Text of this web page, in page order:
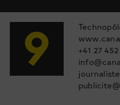
+41 27